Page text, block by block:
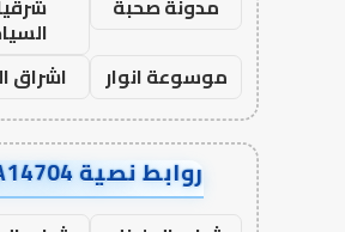
مدونة صحبة
موسوعة انوار
اشراق
روابط نصية AA14704